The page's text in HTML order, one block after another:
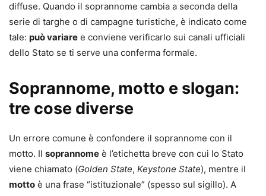
diffuse. Quando il soprannome cambia a seconda della
serie di targhe o di campagne turistiche, è indicato come
tale: può variare e conviene verificarlo sui canali ufficiali
dello Stato se ti serve una conferma formale.
Soprannome, motto e slogan:
tre cose diverse
Un errore comune è confondere il soprannome con il
motto. Il soprannome è l’etichetta breve con cui lo Stato
viene chiamato (Golden State, Keystone State), mentre il
motto è una frase “istituzionale” (spesso sul sigillo). A